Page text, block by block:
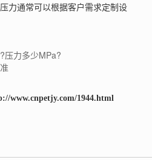
通常可以根据客户需求定制设
压力多少MPa?
www.cnpetjy.com/1944.html